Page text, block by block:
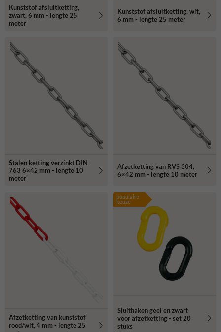
Kunststof afsluitketting,
zwart, 6 mm - lengte 25
meter
Kunststof afsluitketting, wit,
6 mm - lengte 25 meter
Stalen ketting verzinkt DIN
763 6×42 mm - lengte 10
meter
Afzetketting van RVS 304,
6×42 mm - lengte 10 meter
Afzetketting van kunststof
rood/wit, 4 mm - lengte 25
populaire
keuze
Sluithaken geel en zwart
voor afzetketting - set 20
stuks